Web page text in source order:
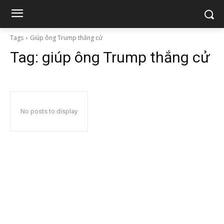
Tags Giúp ông Trump thắng cử
Tag: giúp ông Trump thắng cử
No posts to display